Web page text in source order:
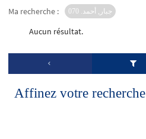
Ma recherche : جبار, أحمد. 070
Aucun résultat.
Affinez votre recherche